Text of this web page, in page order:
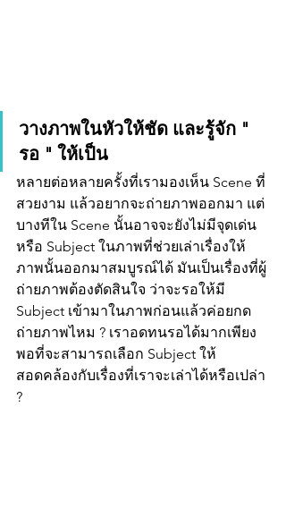
วางภาพในหัวให้ชัด และรู้จัก "
รอ " ให้เป็น
หลายต่อหลายครั้งที่เรามองเห็น Scene ที่
สวยงาม แล้วอยากจะถ่ายภาพออกมา แต่
บางทีใน Scene นั้นอาจจะยังไม่มีจุดเด่น
หรือ Subject ในภาพที่ช่วยเล่าเรื่องให้
ภาพนั้นออกมาสมบูรณ์ได้ มันเป็นเรื่องที่ผู้
ถ่ายภาพต้องตัดสินใจ ว่าจะรอให้มี
Subject เข้ามาในภาพก่อนแล้วค่อยกด
ถ่ายภาพไหม ? เราอดทนรอได้มากเพียง
พอที่จะสามารถเลือก Subject ให้
สอดคล้องกับเรื่องที่เราจะเล่าได้หรือเปล่า
?